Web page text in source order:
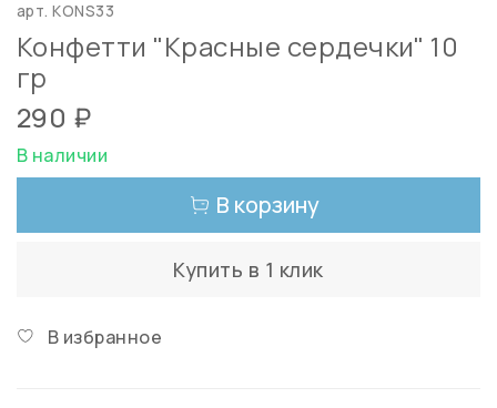
арт.KONS33
Конфетти "Красные сердечки" 10
гр
290 ₽
В наличии
В корзину
Купить в 1 клик
В избранное